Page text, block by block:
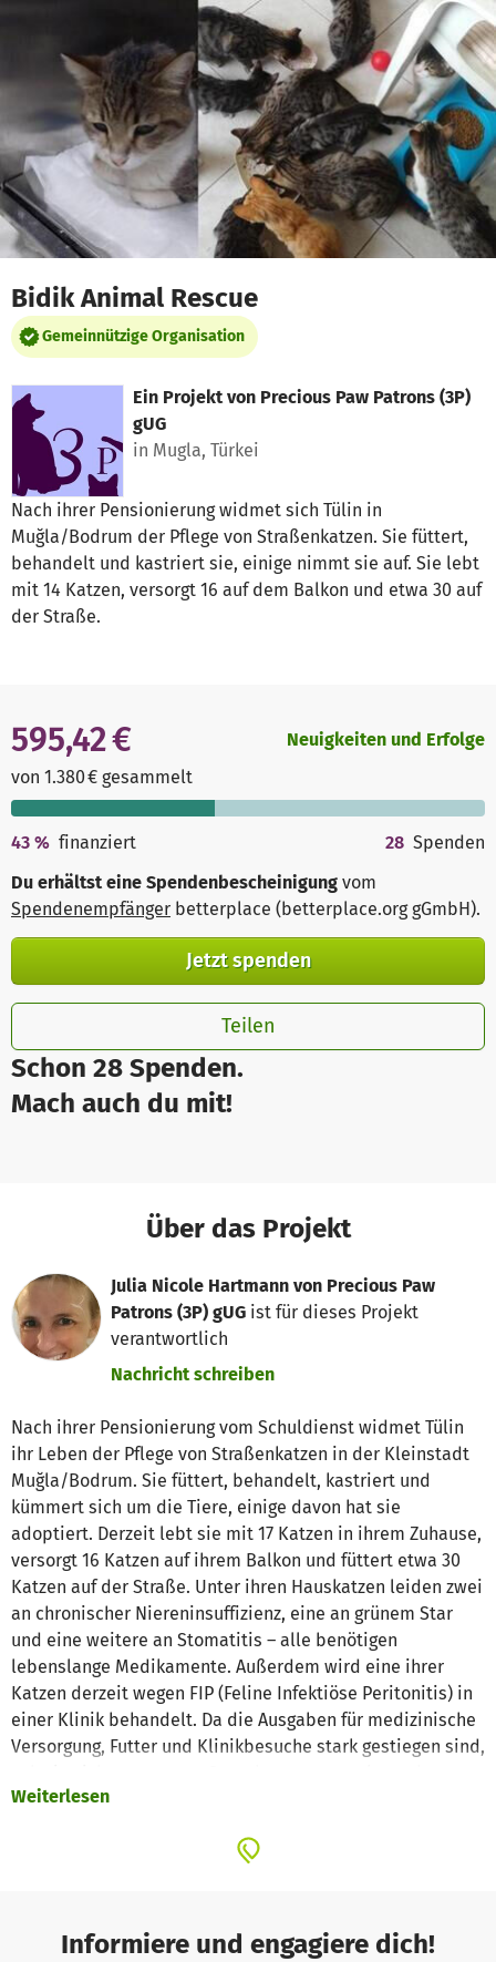
Zum Hauptinhalt springen
Erklärung zur Barrierefreiheit anzeigen
Bidik Animal Rescue
Gemeinnützige Organisation
Ein Projekt von Precious Paw Patrons (3P)
gUG
in Mugla, Türkei
Nach ihrer Pensionierung widmet sich Tülin in
Muğla/Bodrum der Pflege von Straßenkatzen. Sie füttert,
behandelt und kastriert sie, einige nimmt sie auf. Sie lebt
mit 14 Katzen, versorgt 16 auf dem Balkon und etwa 30 auf
der Straße.
Schon 28 Spenden.
Mach auch du mit!
595,42 €
von 1.380 € gesammelt
Neuigkeiten und Erfolge
43 % finanziert 28 Spenden
Du erhältst eine Spendenbescheinigung vom
Spendenempfänger betterplace (betterplace.org gGmbH).
Jetzt spenden
Teilen
Über das Projekt
Julia Nicole Hartmann von Precious Paw
Patrons (3P) gUG ist für dieses Projekt
verantwortlich
Nachricht schreiben
Nach ihrer Pensionierung vom Schuldienst widmet Tülin
ihr Leben der Pflege von Straßenkatzen in der Kleinstadt
Muğla/Bodrum. Sie füttert, behandelt, kastriert und
kümmert sich um die Tiere, einige davon hat sie
adoptiert. Derzeit lebt sie mit 17 Katzen in ihrem Zuhause,
versorgt 16 Katzen auf ihrem Balkon und füttert etwa 30
Katzen auf der Straße. Unter ihren Hauskatzen leiden zwei
an chronischer Niereninsuffizienz, eine an grünem Star
und eine weitere an Stomatitis – alle benötigen
lebenslange Medikamente. Außerdem wird eine ihrer
Katzen derzeit wegen FIP (Feline Infektiöse Peritonitis) in
einer Klinik behandelt. Da die Ausgaben für medizinische
Versorgung, Futter und Klinikbesuche stark gestiegen sind,
eröffnete dafür ein Instagram-Konto. Vielen Dank für Ihre
Weiterlesen
Informiere und engagiere dich!